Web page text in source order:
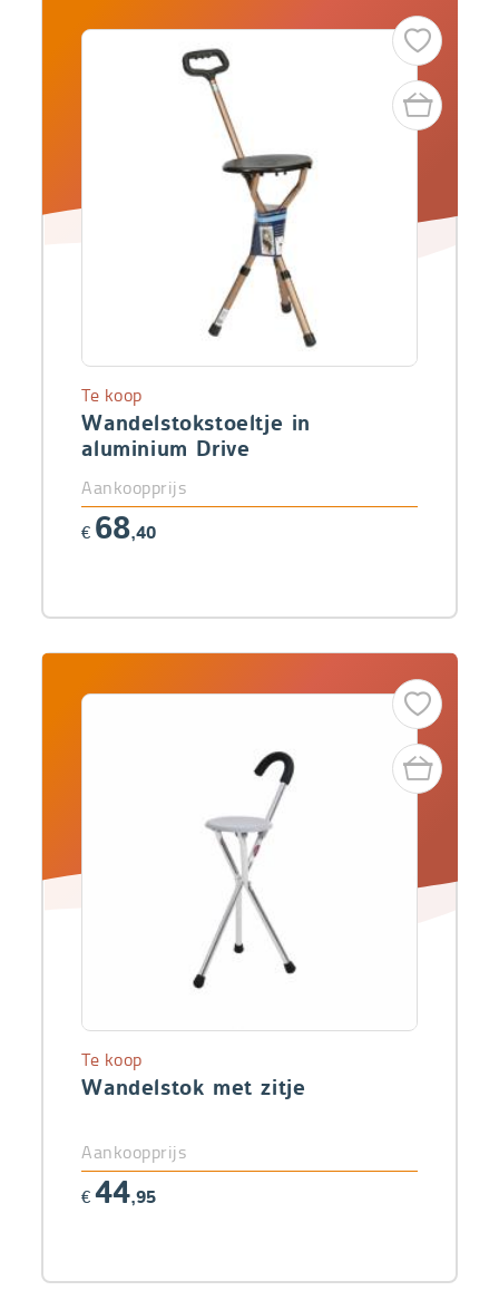
Wandelstokstoeltje in
aluminium Drive
Te koop
Aankoopprijs
€ 68,40
Wandelstok met zitje
Te koop
Aankoopprijs
€ 44,95